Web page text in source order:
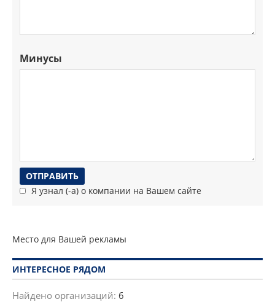
Минусы
Я узнал (-а) о компании на Вашем сайте
Место для Вашей рекламы
ИНТЕРЕСНОЕ РЯДОМ
Найдено организаций: 6